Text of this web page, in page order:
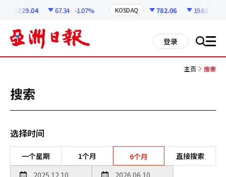
6229.04 67.34 -1.07% KOSDAQ 782.06 19.61
登录 搜 all
主页 搜索
搜索
选择时间
一个星期 1个月 6个月 直接搜索